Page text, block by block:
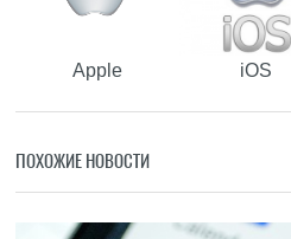
Apple iOS
ПОХОЖИЕ НОВОСТИ